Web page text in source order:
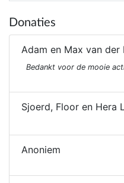
Donaties
Adam en Max van der
Bedankt voor de mooie
Sjoerd, Floor en Hera
Anoniem